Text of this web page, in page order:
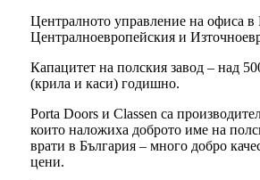
Централното управление на офиса
Централноевропейския и
Капацитет на полския завод – над
(крила и каси) годишно.
Porta Doors и Classen са
които наложиха доброто име на
врати в България – много добро
цени.